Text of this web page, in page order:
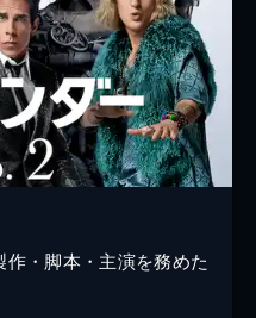
・脚本・主演を務めた